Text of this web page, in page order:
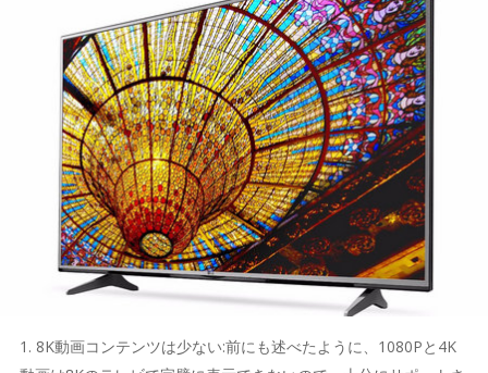
1. 8K動画コンテンツは少ない:前にも述べたように、1080Pと4K